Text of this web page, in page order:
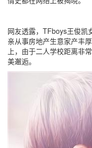
网友透露，TFboys王俊凯
亲从事房地产生意家产丰
上，由于二人学校距离非
美邂逅。